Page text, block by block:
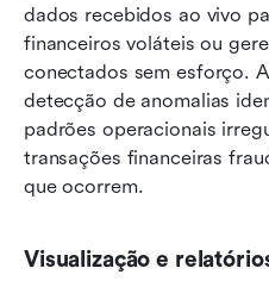
dados recebidos ao vivo
financeiros voláteis ou
conectados sem esforço.
detecção de anomalias
padrões operacionais
transações financeiras
que ocorrem.
Visualização e